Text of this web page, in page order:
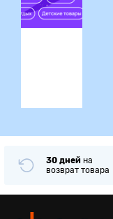
30 дней на
возврат товара